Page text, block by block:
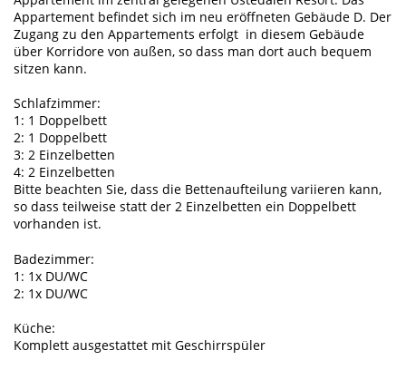
Appartement befindet sich im neu eröffneten Gebäude D. Der
Zugang zu den Appartements erfolgt in diesem Gebäude
über Korridore von außen, so dass man dort auch bequem
sitzen kann.
Schlafzimmer:
1: 1 Doppelbett
2: 1 Doppelbett
3: 2 Einzelbetten
4: 2 Einzelbetten
Bitte beachten Sie, dass die Bettenaufteilung variieren kann,
so dass teilweise statt der 2 Einzelbetten ein Doppelbett
vorhanden ist.
Badezimmer:
1: 1x DU/WC
2: 1x DU/WC
Küche:
Komplett ausgestattet mit Geschirrspüler